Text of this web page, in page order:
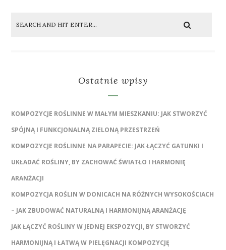
Ostatnie wpisy
KOMPOZYCJE ROŚLINNE W MAŁYM MIESZKANIU: JAK STWORZYĆ
SPÓJNĄ I FUNKCJONALNĄ ZIELONĄ PRZESTRZEŃ
KOMPOZYCJE ROŚLINNE NA PARAPECIE: JAK ŁĄCZYĆ GATUNKI I
UKŁADAĆ ROŚLINY, BY ZACHOWAĆ ŚWIATŁO I HARMONIĘ
ARANŻACJI
KOMPOZYCJA ROŚLIN W DONICACH NA RÓŻNYCH WYSOKOŚCIACH
– JAK ZBUDOWAĆ NATURALNĄ I HARMONIJNĄ ARANŻACJĘ
JAK ŁĄCZYĆ ROŚLINY W JEDNEJ EKSPOZYCJI, BY STWORZYĆ
HARMONIJNĄ I ŁATWĄ W PIELĘGNACJI KOMPOZYCJĘ